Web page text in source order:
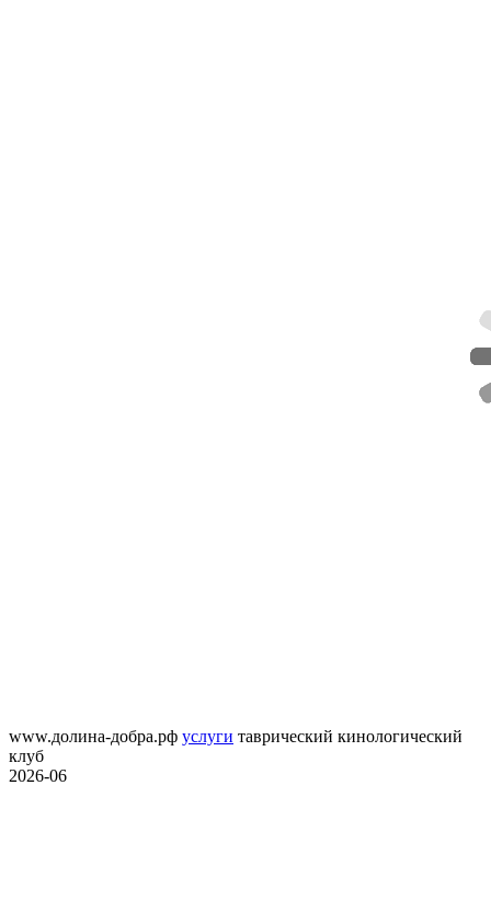
www.долина-добра.рф услуги таврический кинологический
клуб
2026-06